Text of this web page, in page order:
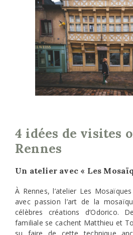
4 idées de visites
Rennes
Un atelier avec « Les
À Rennes, l’atelier Les
avec passion l’art de la
célèbres créations d’Odorico.
familiale se cachent Matthieu et